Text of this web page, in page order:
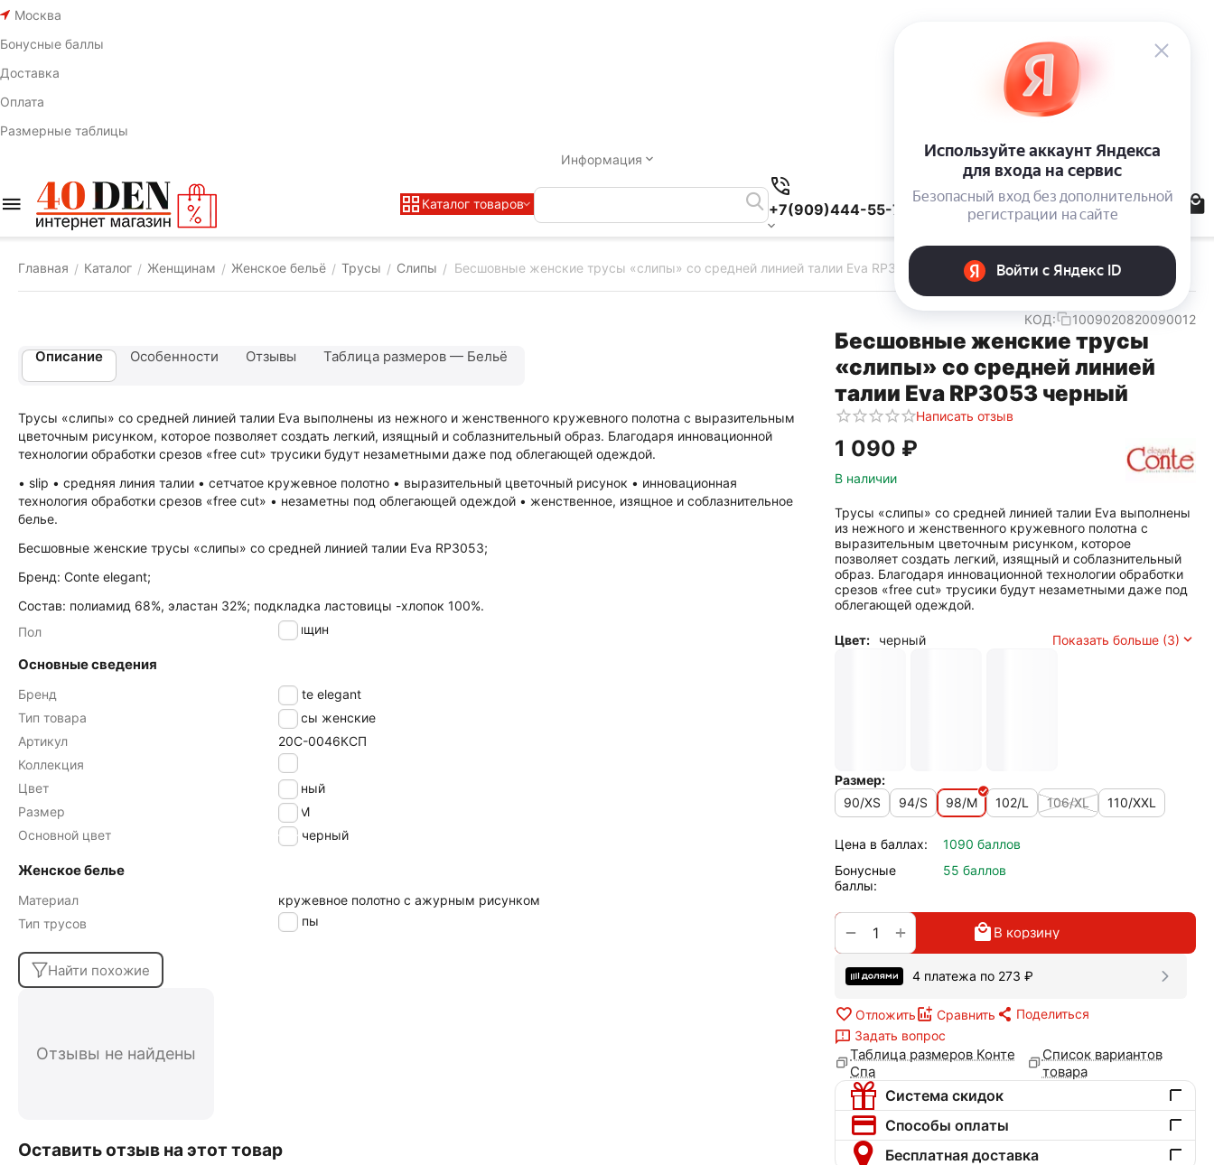
Москва
Бонусные баллы
Доставка
Оплата
Размерные таблицы
Информация
Каталог товаров +7(909)444-55-78
Главная / Каталог / Женщинам / Женское бельё / Трусы / Слипы / Бесшовные женские трусы «слипы» со средней линией талии Eva RP3053 черный
КОД: 1009020820090012
Бесшовные женские трусы
«слипы» со средней линией
талии Eva RP3053 черный
Написать отзыв
1 090 ₽
В наличии
Трусы «слипы» со средней линией талии Eva выполнены
из нежного и женственного кружевного полотна с
выразительным цветочным рисунком, которое
позволяет создать легкий, изящный и соблазнительный
образ. Благодаря инновационной технологии обработки
срезов «free cut» трусики будут незаметными даже под
облегающей одеждой.
Цвет: черный Показать больше (3)
Размер:
90/XS
94/S 98/M 102/L 106/XL 110/XXL
Цена в баллах:
1090 баллов
Бонусные
баллы:
55 баллов
+
− В корзину
4 платежа по 273 ₽
Отложить Сравнить
Поделиться
Задать вопрос
Таблица размеров Конте
Спа
Список вариантов
товара
Система скидок
Способы оплаты
Бесплатная доставка
Описание Особенности Отзывы Таблица размеров — Бельё
Трусы «слипы» со средней линией талии Eva выполнены из нежного и женственного кружевного полотна с выразительным
цветочным рисунком, которое позволяет создать легкий, изящный и соблазнительный образ. Благодаря инновационной
технологии обработки срезов «free cut» трусики будут незаметными даже под облегающей одеждой.
• slip • средняя линия талии • сетчатое кружевное полотно • выразительный цветочный рисунок • инновационная
технология обработки срезов «free cut» • незаметны под облегающей одеждой • женственное, изящное и соблазнительное
белье.
Бесшовные женские трусы «слипы» со средней линией талии Eva RP3053;
Бренд: Conte elegant;
Состав: полиамид 68%, эластан 32%; подкладка ластовицы -хлопок 100%.
Пол
женщин
Основные сведения
Бренд
Conte elegant
Тип товара
Трусы женские
Артикул
20С-0046КСП
Коллекция
EVA
Цвет
черный
Размер
98/M
Основной цвет
черный
Женское белье
Материал
кружевное полотно с ажурным рисунком
Тип трусов
Слипы
Найти похожие
Отзывы не найдены
Оставить отзыв на этот товар